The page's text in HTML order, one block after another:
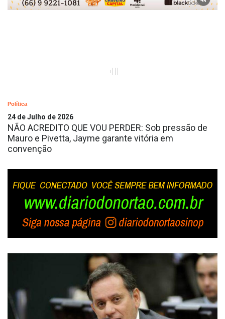
Política
24 de Julho de 2026
NÃO ACREDITO QUE VOU PERDER: Sob pressão de
Mauro e Pivetta, Jayme garante vitória em
convenção